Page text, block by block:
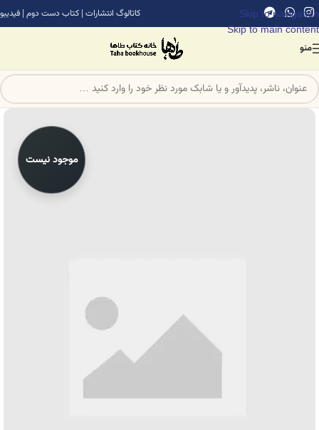
Skip to navigation
Skip to main content
کاتالوگ انتشارات | کتاب دست دوم | فیدیبو
منو
موجود نیست